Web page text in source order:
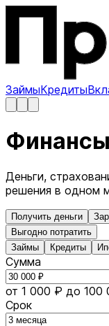
ЗаймыКредиты
Финансы
Деньги,
решения в одном
Получить деньги
Выгодно потратить
Займы
Кредиты
Сумма
от 1 000 ₽ до 100
Срок